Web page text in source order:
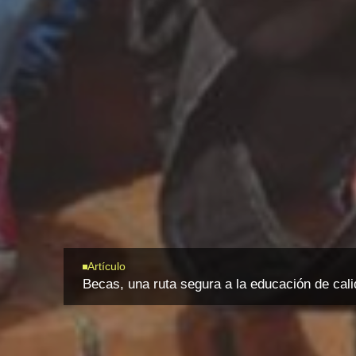
Artículo
Becas, una ruta segura a la educación de